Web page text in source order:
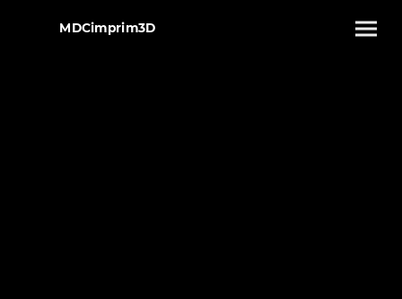
MDCimprim3D